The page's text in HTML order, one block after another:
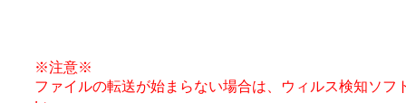
※注意※
ファイルの転送が始まらない場合は、ウィルス検知ソ